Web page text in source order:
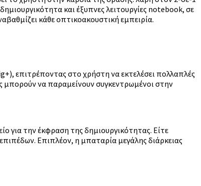
και έξυπνες λειτουργίες notebook, σε
κάθε οπτικοακουστική εμπειρία.
επιτρέποντας στο χρήστη να εκτελέσει πολλαπλές
μπορούν να παραμείνουν συγκεντρωμένοι στην
για την έκφραση της δημιουργικότητας. Είτε
Επιπλέον, η μπαταρία μεγάλης διάρκειας